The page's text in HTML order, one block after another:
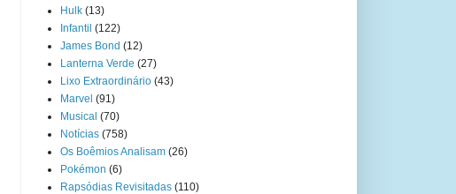
Hulk (13)
Infantil (122)
James Bond (12)
Lanterna Verde (27)
Lixo Extraordinário (43)
Marvel (91)
Musical (70)
Notícias (758)
Os Boêmios Analisam (26)
Pokémon (6)
Rapsódias Revisitadas (110)